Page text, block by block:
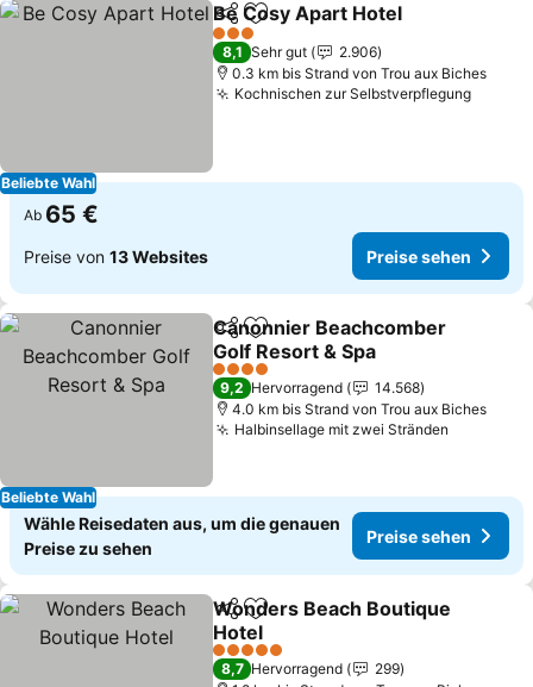
Beliebte Wahl
TeilenZu Favoriten hinzufügen
Be Cosy Apart Hotel
3 Sterne
8,1 Sehr gut
2.906
0.3 km bis Strand von Trou aux Biches
Kochnischen zur Selbstverpflegung
Ab 65 €
Preise von 13 Websites Preise sehen
Beliebte Wahl
TeilenZu Favoriten hinzufügen
Canonnier Beachcomber
Golf Resort & Spa
4 Sterne
9,2 Hervorragend
14.568
4.0 km bis Strand von Trou aux Biches
Halbinsellage mit zwei Stränden
Wähle Reisedaten aus, um die genauen
Preise zu sehen
Preise sehen
TeilenZu Favoriten hinzufügen
Wonders Beach Boutique
Hotel
5 Sterne
8,7 Hervorragend
299